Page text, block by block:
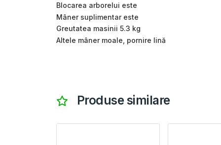
Blocarea arborelui este
Mâner suplimentar este
Greutatea masinii 5.3 kg
Altele mâner moale, pornire lină
Produse similare